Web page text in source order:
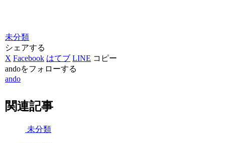
未分類
シェアする
X Facebook はてブ LINE コピー
andoをフォローする
ando
関連記事
未分類